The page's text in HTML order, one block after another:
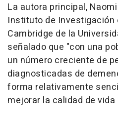
La autora principal,
Instituto de Investigación
Cambridge de la
señalado que "con una
un número creciente de
diagnosticadas de
forma relativamente
mejorar la calidad de